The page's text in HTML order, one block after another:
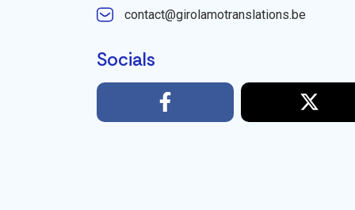
contact@girolamotranslations.be
Socials